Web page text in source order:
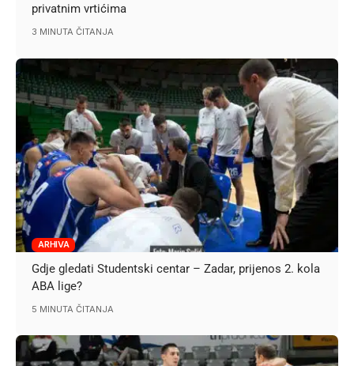
privatnim vrtićima
3 MINUTA ČITANJA
ARHIVA
Gdje gledati Studentski centar – Zadar, prijenos 2. kola
ABA lige?
5 MINUTA ČITANJA